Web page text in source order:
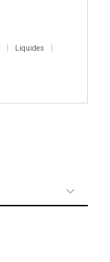
Liquides